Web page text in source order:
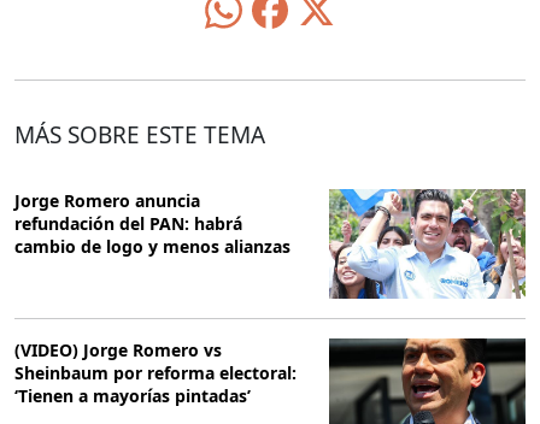
MÁS SOBRE ESTE TEMA
Jorge Romero anuncia
refundación del PAN: habrá
cambio de logo y menos alianzas
(VIDEO) Jorge Romero vs
Sheinbaum por reforma electoral:
‘Tienen a mayorías pintadas’